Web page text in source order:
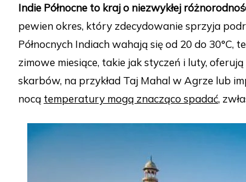
c
e
b
o
o
k
er
e
st
m
bl
r
d
di
t
k
e
dI
n
p
y
Li
n
k
Indie Północne to kraj o niezwykłej
pewien okres, który zdecydowanie sprzyja
Północnych Indiach wahają się od 20 do 30°C,
zimowe miesiące, takie jak styczeń i luty,
skarbów, na przykład Taj Mahal w Agrze lub
nocą temperatury mogą znacząco spadać,